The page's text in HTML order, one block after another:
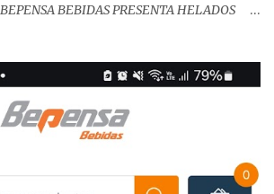
BEBIDAS PRESENTA HELADOS